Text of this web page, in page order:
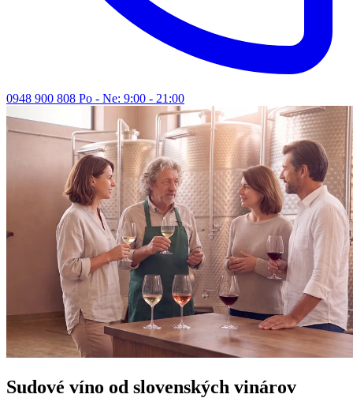
0948 900 808 Po - Ne: 9:00 - 21:00
Sudové víno od slovenských vinárov